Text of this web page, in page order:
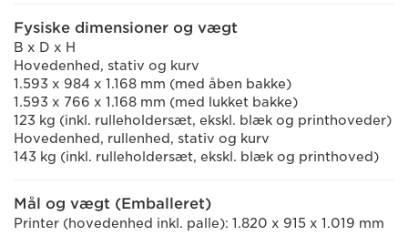
Fysiske dimensioner og vægt
B x D x H
Hovedenhed, stativ og kurv
1.593 x 984 x 1.168 mm (med åben bakke)
1.593 x 766 x 1.168 mm (med lukket bakke)
123 kg (inkl. rulleholdersæt, ekskl. blæk og printhoveder)
Hovedenhed, rullenhed, stativ og kurv
143 kg (inkl. rulleholdersæt, ekskl. blæk og printhoved)
Mål og vægt (Emballeret)
Printer (hovedenhed inkl. palle): 1.820 x 915 x 1.019 mm